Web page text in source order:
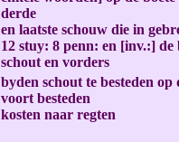
derde
en laatste schouw die in
12 stuy: 8 penn: en [inv.:] de
schout en vorders
byden schout te besteden
voort besteden
kosten naar regten